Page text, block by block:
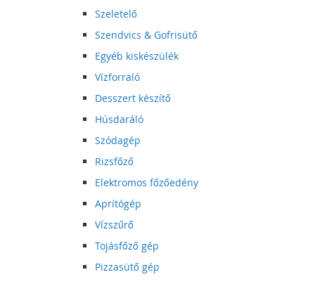
Szeletelő
Szendvics & Gofrisütő
Egyéb kiskészülék
Vízforraló
Desszert készítő
Húsdaráló
Szódagép
Rizsfőző
Elektromos főzőedény
Aprítógép
Vízszűrő
Tojásfőző gép
Pizzasütő gép